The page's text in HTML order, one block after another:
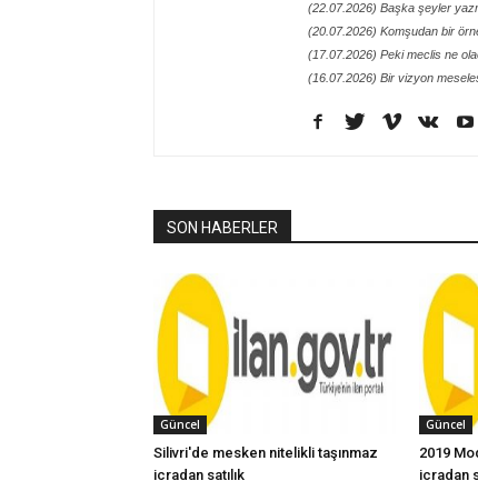
(22.07.2026) Başka şeyler
(20.07.2026) Komşudan bir
(17.07.2026) Peki meclis ne
(16.07.2026) Bir vizyon
SON HABERLER
Güncel
Silivri'de mesken nitelikli taşınmaz
icradan satılık
Güncel
2019
icradan